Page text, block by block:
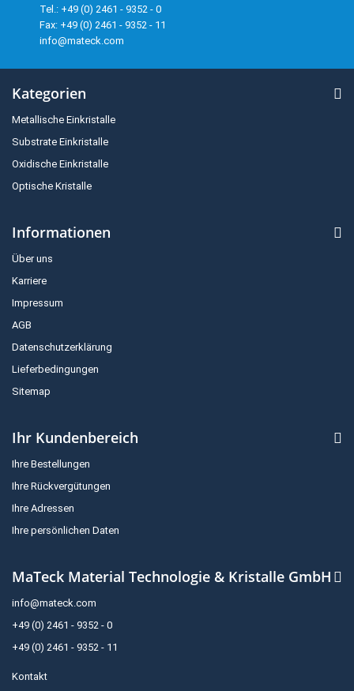
Tel.: +49 (0) 2461 - 9352 - 0
Fax: +49 (0) 2461 - 9352 - 11
info@mateck.com
Kategorien
Metallische Einkristalle
Substrate Einkristalle
Oxidische Einkristalle
Optische Kristalle
Informationen
Über uns
Karriere
Impressum
AGB
Datenschutzerklärung
Lieferbedingungen
Sitemap
Ihr Kundenbereich
Ihre Bestellungen
Ihre Rückvergütungen
Ihre Adressen
Ihre persönlichen Daten
MaTeck Material Technologie & Kristalle GmbH
info@mateck.com
+49 (0) 2461 - 9352 - 0
+49 (0) 2461 - 9352 - 11
Kontakt